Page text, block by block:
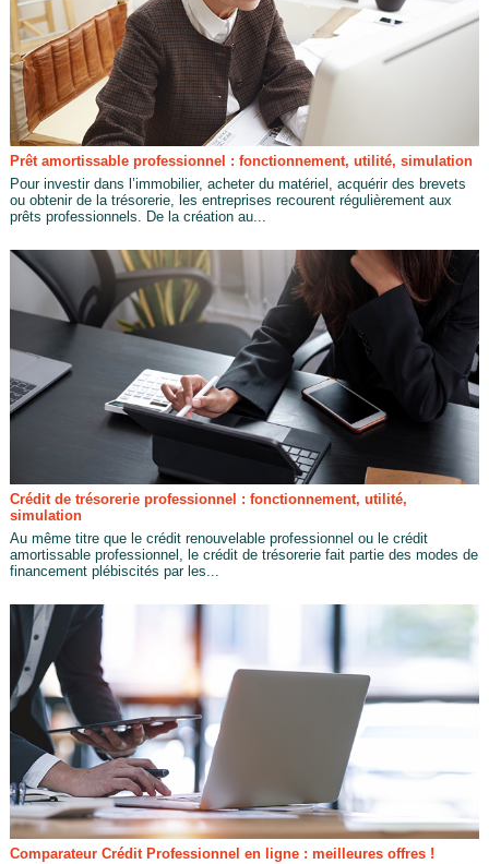
Prêt amortissable professionnel : fonctionnement, utilité, simulation
Pour investir dans l’immobilier, acheter du matériel, acquérir des brevets
ou obtenir de la trésorerie, les entreprises recourent régulièrement aux
prêts professionnels. De la création au...
Crédit de trésorerie professionnel : fonctionnement, utilité,
simulation
Au même titre que le crédit renouvelable professionnel ou le crédit
amortissable professionnel, le crédit de trésorerie fait partie des modes de
financement plébiscités par les...
Comparateur Crédit Professionnel en ligne : meilleures offres !